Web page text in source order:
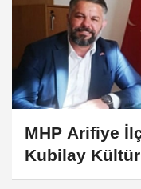
MHP Arifiye
Kubilay
Düzenleniyor